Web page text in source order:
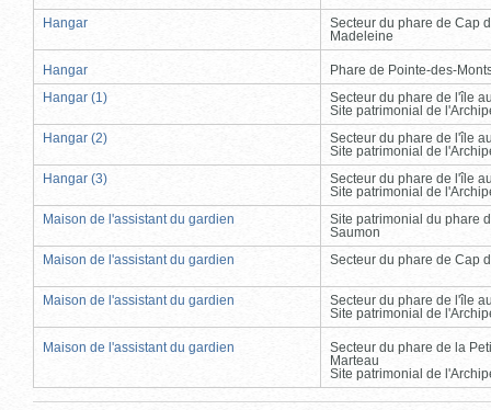
Hangar
Secteur du phare de Cap
Madeleine
Hangar
Phare de Pointe-des-
Hangar (1)
Secteur du phare de l'île
Site patrimonial de
Hangar (2)
Secteur du phare de l'île
Site patrimonial de
Hangar (3)
Secteur du phare de l'île
Site patrimonial de
Maison de l'assistant du gardien
Site patrimonial du phare
Saumon
Maison de l'assistant du gardien
Secteur du phare de Cap
Maison de l'assistant du gardien
Secteur du phare de l'île
Site patrimonial de
Maison de l'assistant du gardien
Secteur du phare de la
Marteau
Site patrimonial de